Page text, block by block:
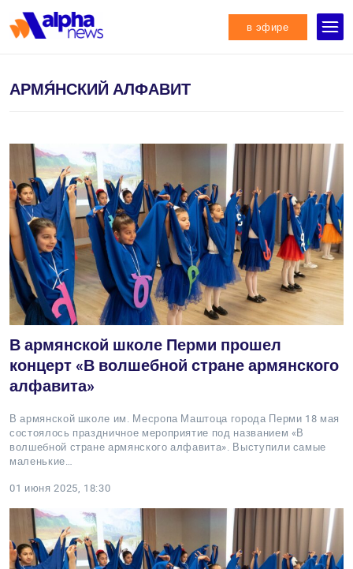
в эфире
АРМЯ́НСКИЙ АЛФАВИТ
В армянской школе Перми прошел
концерт «В волшебной стране армянского
алфавита»
В армянской школе им. Месропа Маштоца города Перми 18 мая
состоялось праздничное мероприятие под названием «В
волшебной стране армянского алфавита». Выступили самые
маленькие…
01 июня 2025, 18:30